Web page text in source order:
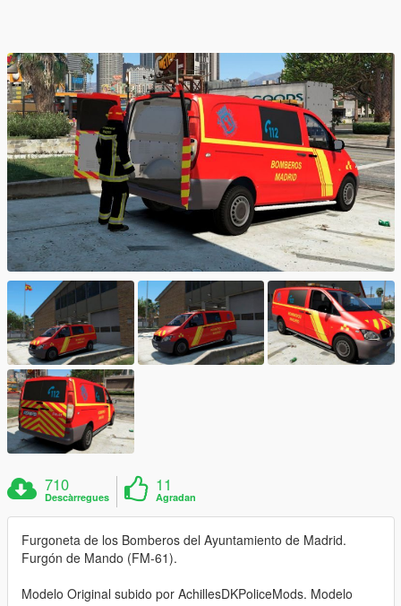
710
Descàrregues
11
Agradan
Furgoneta de los Bomberos del Ayuntamiento de Madrid.
Furgón de Mando (FM-61).
Modelo Original subido por AchillesDKPoliceMods. Modelo